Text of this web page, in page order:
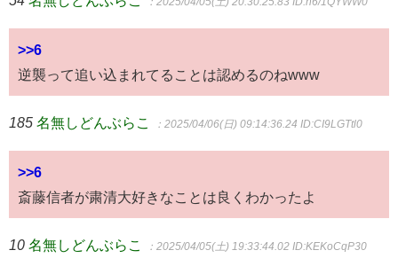
>>6
逆襲って追い込まれてることは認めるのねwww
185 名無しどんぶらこ ：2025/04/06(日) 09:14:36.24 ID:CI9LGTtl0
>>6
斎藤信者が粛清大好きなことは良くわかったよ
10 名無しどんぶらこ ：2025/04/05(土) 19:33:44.02 ID:KEKoCqP30